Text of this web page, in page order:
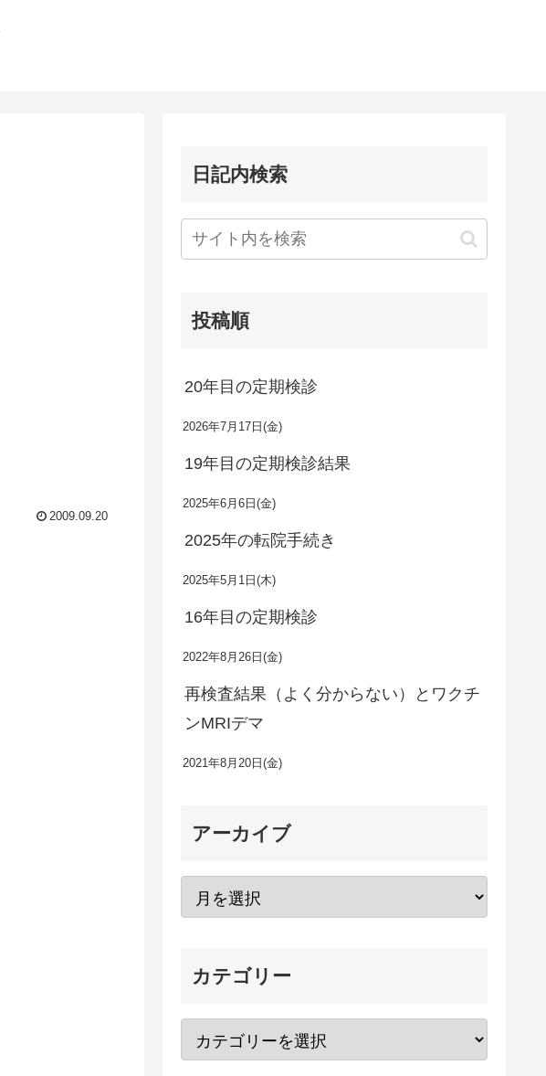
2009.09.20
日記内検索
投稿順
20年目の定期検診
2026年7月17日(金)
19年目の定期検診結果
2025年6月6日(金)
2025年の転院手続き
2025年5月1日(木)
16年目の定期検診
2022年8月26日(金)
再検査結果（よく分からない）とワクチ
ンMRIデマ
2021年8月20日(金)
アーカイブ
カテゴリー